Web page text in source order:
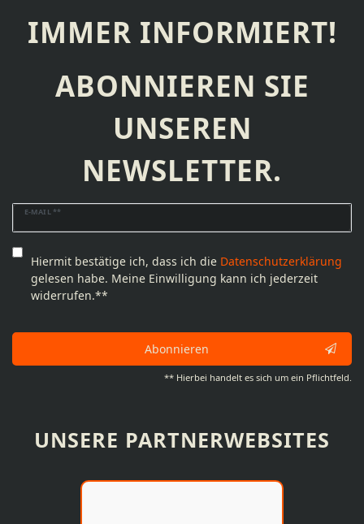
IMMER INFORMIERT!
ABONNIEREN SIE
UNSEREN
NEWSLETTER.
E-MAIL **
Newsletter
Honig
Hiermit bestätige ich, dass ich die Daten­schutz­erklärung
gelesen habe. Meine Einwilligung kann ich jederzeit
widerrufen.**
Abonnieren
** Hierbei handelt es sich um ein Pflichtfeld.
UNSERE PARTNERWEBSITES